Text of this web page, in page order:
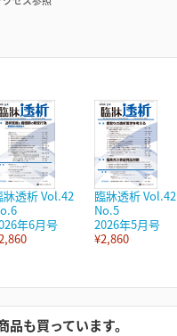
牀透析 Vol.42
年6月号
臨牀透析 Vol.42
No.5
2026年5月号
¥2,860
も買っています。